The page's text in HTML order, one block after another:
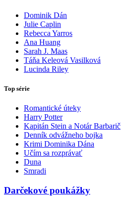
Dominik Dán
Julie Caplin
Rebecca Yarros
Ana Huang
Sarah J. Maas
Táňa Keleová Vasilková
Lucinda Riley
Top série
Romantické úteky
Harry Potter
Kapitán Stein a Notár Barbarič
Denník odvážneho bojka
Krimi Dominika Dána
Učím sa rozprávať
Duna
Smradi
Darčekové poukážky